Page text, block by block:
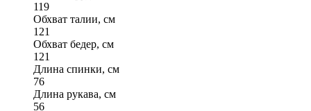
119
Обхват талии, см
121
Обхват бедер, см
121
Длина спинки, см
76
Длина рукава, см
56